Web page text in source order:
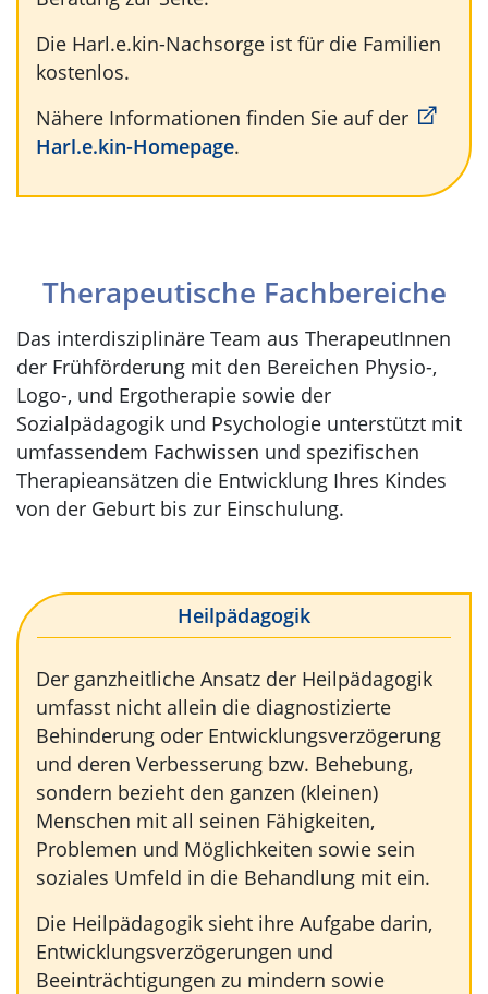
Die Harl.e.kin-Nachsorge ist für die Familien
kostenlos.
Nähere Informationen finden Sie auf der
Harl.e.kin-Homepage.
Therapeutische Fachbereiche
Das interdisziplinäre Team aus TherapeutInnen
der Frühförderung mit den Bereichen Physio-,
Logo-, und Ergotherapie sowie der
Sozialpädagogik und Psychologie unterstützt mit
umfassendem Fachwissen und spezifischen
Therapieansätzen die Entwicklung Ihres Kindes
von der Geburt bis zur Einschulung.
Heilpädagogik
Der ganzheitliche Ansatz der Heilpädagogik
umfasst nicht allein die diagnostizierte
Behinderung oder Entwicklungsverzögerung
und deren Verbesserung bzw. Behebung,
sondern bezieht den ganzen (kleinen)
Menschen mit all seinen Fähigkeiten,
Problemen und Möglichkeiten sowie sein
soziales Umfeld in die Behandlung mit ein.
Die Heilpädagogik sieht ihre Aufgabe darin,
Entwicklungsverzögerungen und
Beeinträchtigungen zu mindern sowie